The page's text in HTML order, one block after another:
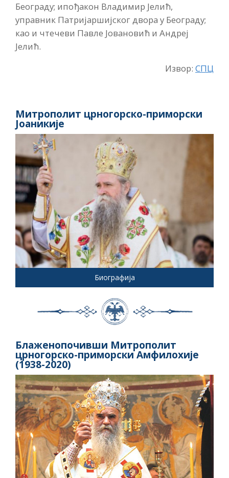
Београду; ипођакон Владимир Јелић,
управник Патријаршијског двора у Београду;
као и чтечеви Павле Јовановић и Андреј
Јелић.
Извор: СПЦ
Митрополит црногорско-приморски
Јоаникије
Биографија
Блаженопочивши Митрополит
црногорско-приморски Амфилохије
(1938-2020)